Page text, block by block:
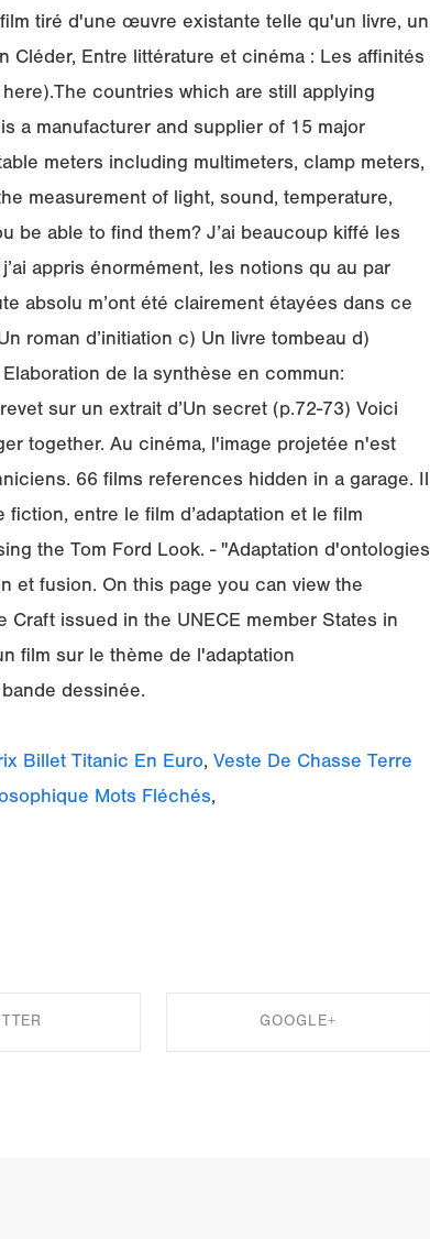
tiré d'une œuvre existante telle qu'un livre, un
Cléder, Entre littérature et cinéma : Les affinités
countries which are still applying
a manufacturer and supplier of 15 major
meters including multimeters, clamp meters,
measurement of light, sound, temperature,
be able to find them? J’ai beaucoup kiffé les
appris énormément, les notions qu au par
absolu m’ont été clairement étayées dans ce
roman d’initiation c) Un livre tombeau d)
de la synthèse en commun:
sur un extrait d’Un secret (p.72-73) Voici
together. Au cinéma, l'image projetée n'est
66 films references hidden in a garage. Il
entre le film d’adaptation et le film
the Tom Ford Look. - "Adaptation d'ontologies
et fusion. On this page you can view the
issued in the UNECE member States in
film sur le thème de l'adaptation
dessinée.
Billet Titanic En Euro, Veste De Chasse Terre
Mots Fléchés,
GOOGLE+